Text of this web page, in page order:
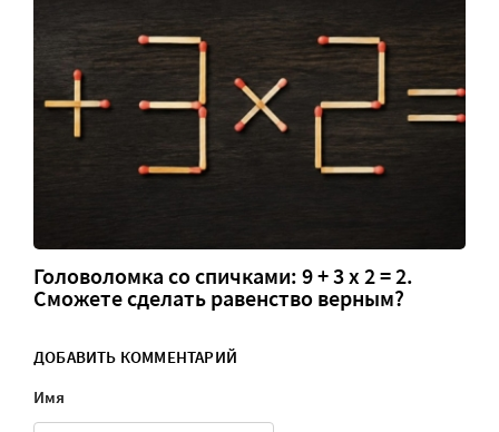
Головоломка со спичками: 9 + 3 х 2 = 2.
Сможете сделать равенство верным?
ДОБАВИТЬ КОММЕНТАРИЙ
Имя